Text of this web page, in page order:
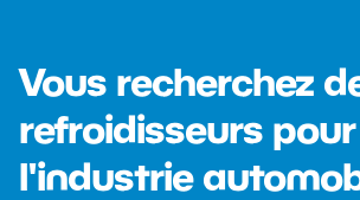
Vous recherchez
refroidisseurs pour
l'industrie